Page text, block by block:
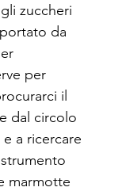
zuccheri
da
per
il
dal circolo
a ricercare
marmotte